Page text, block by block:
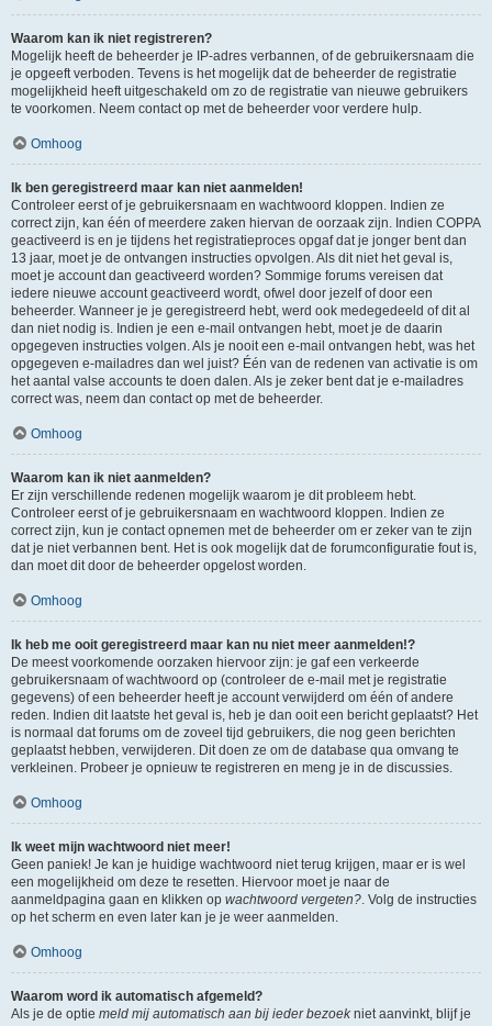
Waarom kan ik niet registreren?
Mogelijk heeft de beheerder je IP-adres verbannen, of de gebruikersnaam die
je opgeeft verboden. Tevens is het mogelijk dat de beheerder de registratie
mogelijkheid heeft uitgeschakeld om zo de registratie van nieuwe gebruikers
te voorkomen. Neem contact op met de beheerder voor verdere hulp.
Omhoog
Ik ben geregistreerd maar kan niet aanmelden!
Controleer eerst of je gebruikersnaam en wachtwoord kloppen. Indien ze
correct zijn, kan één of meerdere zaken hiervan de oorzaak zijn. Indien COPPA
geactiveerd is en je tijdens het registratieproces opgaf dat je jonger bent dan
13 jaar, moet je de ontvangen instructies opvolgen. Als dit niet het geval is,
moet je account dan geactiveerd worden? Sommige forums vereisen dat
iedere nieuwe account geactiveerd wordt, ofwel door jezelf of door een
beheerder. Wanneer je je geregistreerd hebt, werd ook medegedeeld of dit al
dan niet nodig is. Indien je een e-mail ontvangen hebt, moet je de daarin
opgegeven instructies volgen. Als je nooit een e-mail ontvangen hebt, was het
opgegeven e-mailadres dan wel juist? Één van de redenen van activatie is om
het aantal valse accounts te doen dalen. Als je zeker bent dat je e-mailadres
correct was, neem dan contact op met de beheerder.
Omhoog
Waarom kan ik niet aanmelden?
Er zijn verschillende redenen mogelijk waarom je dit probleem hebt.
Controleer eerst of je gebruikersnaam en wachtwoord kloppen. Indien ze
correct zijn, kun je contact opnemen met de beheerder om er zeker van te zijn
dat je niet verbannen bent. Het is ook mogelijk dat de forumconfiguratie fout is,
dan moet dit door de beheerder opgelost worden.
Omhoog
Ik heb me ooit geregistreerd maar kan nu niet meer aanmelden!?
De meest voorkomende oorzaken hiervoor zijn: je gaf een verkeerde
gebruikersnaam of wachtwoord op (controleer de e-mail met je registratie
gegevens) of een beheerder heeft je account verwijderd om één of andere
reden. Indien dit laatste het geval is, heb je dan ooit een bericht geplaatst? Het
is normaal dat forums om de zoveel tijd gebruikers, die nog geen berichten
geplaatst hebben, verwijderen. Dit doen ze om de database qua omvang te
verkleinen. Probeer je opnieuw te registreren en meng je in de discussies.
Omhoog
Ik weet mijn wachtwoord niet meer!
Geen paniek! Je kan je huidige wachtwoord niet terug krijgen, maar er is wel
een mogelijkheid om deze te resetten. Hiervoor moet je naar de
aanmeldpagina gaan en klikken op wachtwoord vergeten?. Volg de instructies
op het scherm en even later kan je je weer aanmelden.
Omhoog
Waarom word ik automatisch afgemeld?
Als je de optie meld mij automatisch aan bij ieder bezoekniet aanvinkt, blijf je